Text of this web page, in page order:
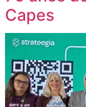
Capes